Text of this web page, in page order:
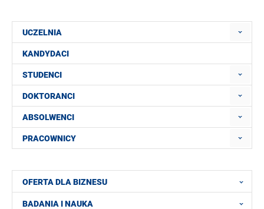
UCZELNIA
KANDYDACI
STUDENCI
DOKTORANCI
ABSOLWENCI
PRACOWNICY
OFERTA DLA BIZNESU
BADANIA I NAUKA